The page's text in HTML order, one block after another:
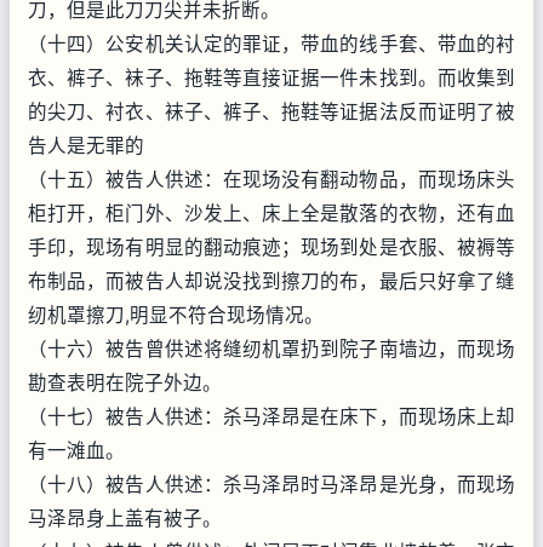
刀，但是此刀刀尖并未折断。
（十四）公安机关认定的罪证，带血的线手套、带血的衬
衣、裤子、袜子、拖鞋等直接证据一件未找到。而收集到
的尖刀、衬衣、袜子、裤子、拖鞋等证据法反而证明了被
告人是无罪的
（十五）被告人供述：在现场没有翻动物品，而现场床头
柜打开，柜门外、沙发上、床上全是散落的衣物，还有血
手印，现场有明显的翻动痕迹；现场到处是衣服、被褥等
布制品，而被告人却说没找到擦刀的布，最后只好拿了缝
纫机罩擦刀,明显不符合现场情况。
（十六）被告曾供述将缝纫机罩扔到院子南墙边，而现场
勘查表明在院子外边。
（十七）被告人供述：杀马泽昂是在床下，而现场床上却
有一滩血。
（十八）被告人供述：杀马泽昂时马泽昂是光身，而现场
马泽昂身上盖有被子。